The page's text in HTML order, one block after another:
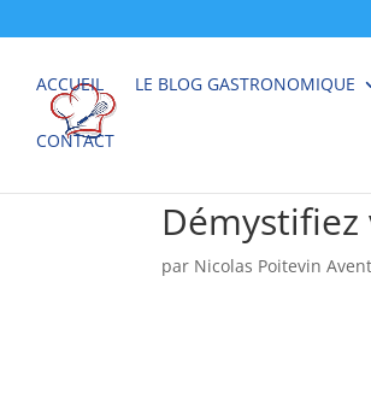
ACCUEIL LE BLOG GASTRONOMIQUE
CONTACT
par Nicolas Poitevin